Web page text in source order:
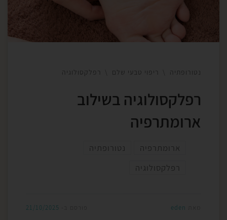
הוא טיפול ברפלקסולוגיה בשילוב ארומתרפיה – חיבור
בין מגע, ריח ונשימה, הפועל […]
נטורופתיה ריפוי טבעי שלם רפלקסולוגיה
רפלקסולוגיה בשילוב
ארומתרפיה
ארומתרפיה
נטורופתיה
רפלקסולוגיה
eden
21/10/2025